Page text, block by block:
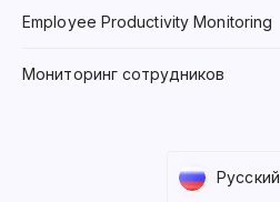
Employee Productivity Monitoring
Мониторинг сотрудников
Русский